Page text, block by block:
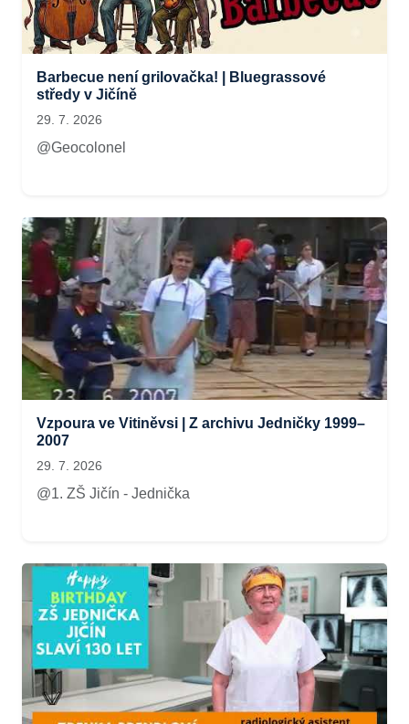
Barbecue není grilovačka! | Bluegrassové
středy v Jičíně
29. 7. 2026
@Geocolonel
Vzpoura ve Vitiněvsi | Z archivu Jedničky 1999–
2007
29. 7. 2026
@1. ZŠ Jičín - Jednička